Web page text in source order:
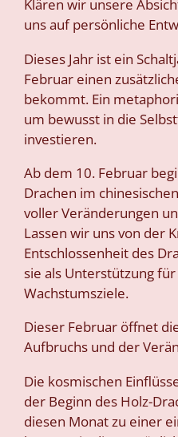
Klären wir unsere
uns auf persönliche
Dieses Jahr ist ein
Februar einen
bekommt. Ein
um bewusst in die
investieren.
Ab dem 10. Februar
Drachen im
voller Veränderungen
Lassen wir uns von der
Entschlossenheit des
sie als Unterstützung
Wachstumsziele.
Dieser Februar öffnet
Aufbruchs und der
Die kosmischen
der Beginn des Holz-
diesen Monat zu einer